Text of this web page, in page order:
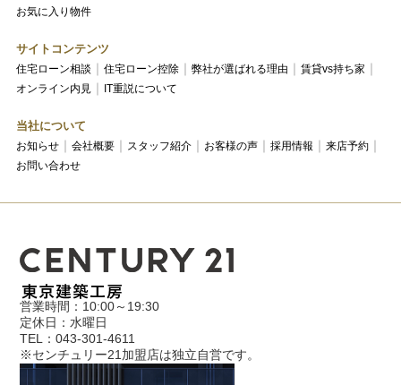
お気に入り物件
サイトコンテンツ
住宅ローン相談 住宅ローン控除 弊社が選ばれる理由
賃貸vs持ち家
オンライン内見
IT重説について
当社について
お知らせ 会社概要 スタッフ紹介 お客様の声 採用情報
来店予約
お問い合わせ
営業時間：10:00～19:30
定休日：水曜日
TEL：043-301-4611
※センチュリー21加盟店は独立自営です。